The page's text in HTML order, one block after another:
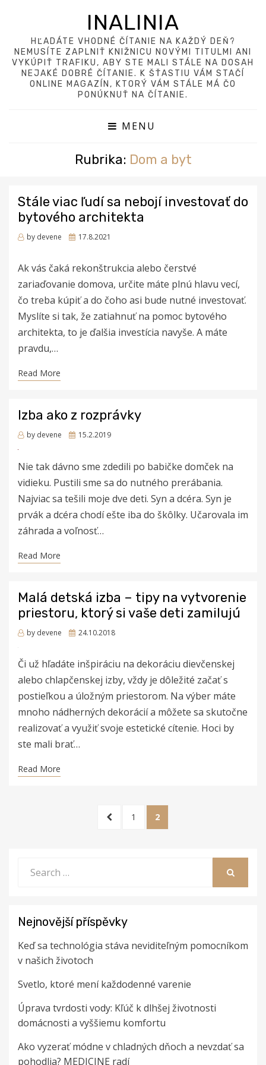
INALINIA
HĽADÁTE VHODNÉ ČÍTANIE NA KAŽDÝ DEŇ?
NEMUSÍTE ZAPLNIŤ KNIŽNICU NOVÝMI TITULMI ANI
VYKÚPIŤ TRAFIKU, ABY STE MALI STÁLE NA DOSAH
NEJAKÉ DOBRÉ ČÍTANIE. K ŠŤASTIU VÁM STAČÍ
ONLINE MAGAZÍN, KTORÝ VÁM STÁLE MÁ ČO
PONÚKNUŤ NA ČÍTANIE.
MENU
Rubrika: Dom a byt
Stále viac ľudí sa nebojí investovať do
bytového architekta
by devene
Posted
17.8.2021
Ak vás čaká rekonštrukcia alebo čerstvé
zariaďovanie domova, určite máte plnú hlavu vecí,
čo treba kúpiť a do čoho asi bude nutné investovať.
Myslíte si tak, že zatiahnuť na pomoc bytového
architekta, to je ďalšia investícia navyše. A máte
pravdu,…
Read More
Izba ako z rozprávky
by devene
Posted
15.2.2019
Nie tak dávno sme zdedili po babičke domček na
vidieku. Pustili sme sa do nutného prerábania.
Najviac sa tešili moje dve deti. Syn a dcéra. Syn je
prvák a dcéra chodí ešte iba do škôlky. Učarovala im
záhrada a voľnosť…
Read More
Malá detská izba – tipy na vytvorenie
priestoru, ktorý si vaše deti zamilujú
by devene
Posted
24.10.2018
Či už hľadáte inšpiráciu na dekoráciu dievčenskej
alebo chlapčenskej izby, vždy je dôležité začať s
postieľkou a úložným priestorom. Na výber máte
mnoho nádherných dekorácií a môžete sa skutočne
realizovať a využiť svoje estetické cítenie. Hoci by
ste mali brať…
Read More
PREVIOUS
PAGE
1 PAGE
2
for:
Nejnovější příspěvky
Keď sa technológia stáva neviditeľným pomocníkom
v našich životoch
Svetlo, ktoré mení každodenné varenie
Úprava tvrdosti vody: Kľúč k dlhšej životnosti
domácnosti a vyššiemu komfortu
Ako vyzerať módne v chladných dňoch a nevzdať sa
pohodlia? MEDICINE radí